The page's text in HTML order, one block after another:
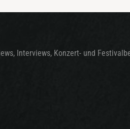
Interviews, Konzert- und